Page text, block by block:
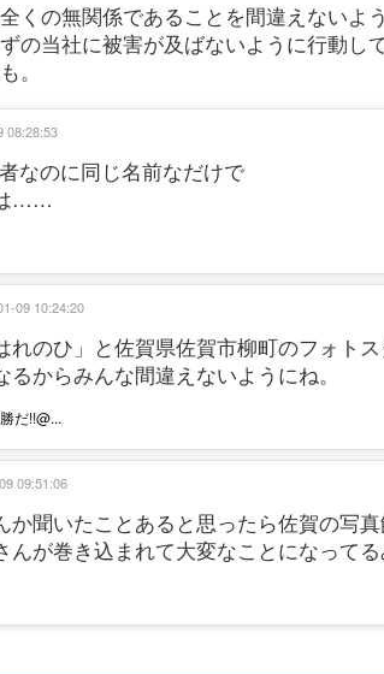
くの無関係であることを間違えないよ
の当社に被害が及ばないように行動し
。
なのに同じ名前なだけで
……
08:28:53
のひ」と佐賀県佐賀市柳町のフォトス
からみんな間違えないようにね。
だ!!@...
09 10:24:20
か聞いたことあると思ったら佐賀の写
が巻き込まれて大変なことになってる
09:51:06